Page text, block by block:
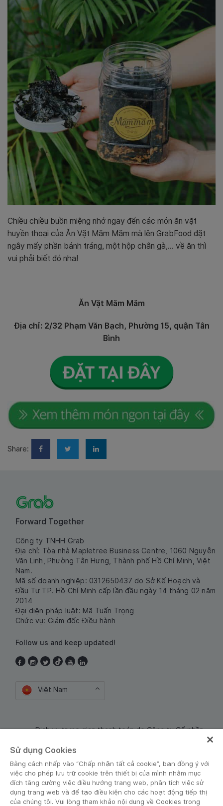
Chiều chiều buồn miệng nhớ ngay đến các món ăn vặt
huyền thoại của Ăn Vặt Măm Măm mà lên GrabFood đặt
ngây mấy phần bánh tráng, một hộp chân gà,… về ăn thì
vui phải biết đó nha!
Ăn Vặt Măm Măm
Địa chỉ: 2/32 Phạm Văn Bạch, Phường 15, quận Tân
Bình
Share:
Forward Together
Công ty TNHH Grab
Địa chỉ: Tòa nhà Mapletree Business Centre, 1060 Nguyễn
Văn Linh, Phường Tân Hưng, Thành phố Hồ Chí Minh, Việt
Nam.
Mã số doanh nghiệp: 0312650437 do Sở Kế Hoạch và
Đầu Tư TP. Hồ Chí Minh cấp lần đầu ngày 14 tháng 02 năm
2014
Đại diện pháp luật: Mã Tuấn Trọng
Chức vụ: Giám đốc Điều hành
Follow us and keep updated!
Việt Nam
Dịch vụ trung gian thanh toán do Công ty Cổ phần
Sử dụng Cookies
Bằng cách nhấp vào “Chấp nhận tất cả cookie”, bạn đồng ý với
việc cho phép lưu trữ cookie trên thiết bị của mình nhằm mục
đích tăng cường việc điều hướng trang web, phân tích việc sử
dụng trang web và để tạo điều kiện cho các hoạt động tiếp thị
của chúng tôi. Vui lòng tham khảo nội dung về Cookies trong